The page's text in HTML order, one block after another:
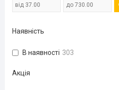
Наявність
В наявності 303
Акція